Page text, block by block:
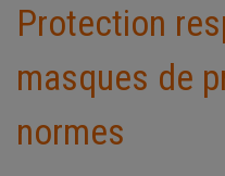
Protection
masques de
normes